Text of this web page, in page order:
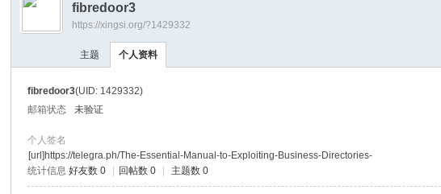
›
fibredoor3
https://xingsi.org/?1429332
主题 个人资料
fibredoor3(UID: 1429332)
邮箱状态
未验证
个人签名
[url]https://telegra.ph/The-Essential-Manual-to-Exploiting-Business-Directories-
统计信息 好友数 0 回帖数 0 主题数 0